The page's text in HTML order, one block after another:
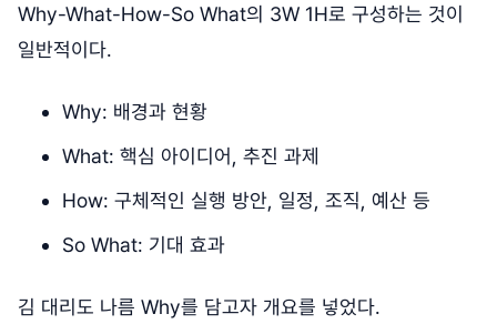
Why-What-How-So What의 3W 1H로 구성하는 것이
일반적이다.
Why: 배경과 현황
What: 핵심 아이디어, 추진 과제
How: 구체적인 실행 방안, 일정, 조직, 예산 등
So What: 기대 효과
김 대리도 나름 Why를 담고자 개요를 넣었다.